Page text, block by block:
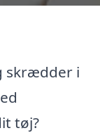
skrædder i
tøj?